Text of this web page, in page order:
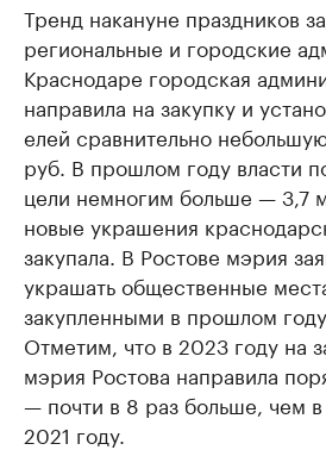
Тренд накануне праздников
региональные и городские
Краснодаре городская
направила на закупку и
елей сравнительно
руб. В прошлом году власти
цели немногим больше — 3,7
новые украшения
закупала. В Ростове мэрия
украшать общественные
закупленными в прошлом
Отметим, что в 2023 году на
мэрия Ростова направила
— почти в 8 раз больше, чем
2021 году.